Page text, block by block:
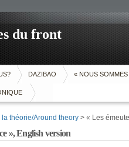
du front
DAZIBAO « NOUS
la théorie/Around theory > « Les
», English version